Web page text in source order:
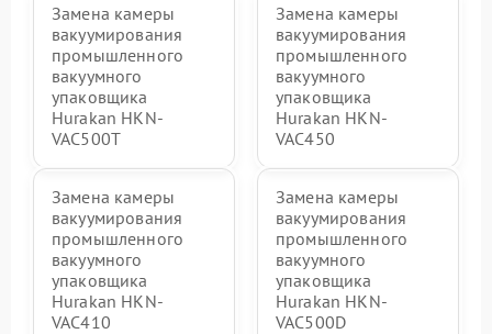
Замена камеры
вакуумирования
промышленного
вакуумного
упаковщика
Hurakan HKN-
VAC500T
Замена камеры
вакуумирования
промышленного
вакуумного
упаковщика
Hurakan HKN-
VAC450
Замена камеры
вакуумирования
промышленного
вакуумного
упаковщика
Hurakan HKN-
VAC410
Замена камеры
вакуумирования
промышленного
вакуумного
упаковщика
Hurakan HKN-
VAC500D